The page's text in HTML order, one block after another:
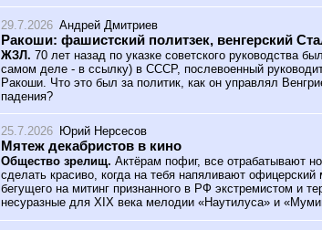
29.7.2026 Андрей Дмитриев
Ракоши: фашистский политзек, венгерский
ЖЗЛ. 70 лет назад по указке советского руководства
самом деле - в ссылку) в СССР, послевоенный
Ракоши. Что это был за политик, как он управлял
падения?
25.7.2026 Юрий Нерсесов
Мятеж декабристов в кино
Общество зрелищ. Актёрам пофиг, все отрабатывают
сделать красиво, когда на тебя напяливают
бегущего на митинг признанного в РФ экстремистом и
несуразные для XIX века мелодии «Наутилуса» и